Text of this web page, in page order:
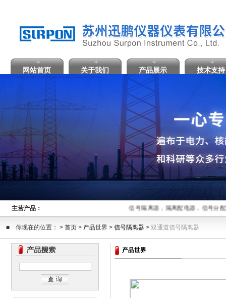
网站首页 关于我们 产品展示 技术支持
主营产品： 信号隔离器，隔离配电器，信号
■ 你现在的位置： > 首页 > 产品世界 > 信号隔离器 > 双通道信号隔离器
产品世界